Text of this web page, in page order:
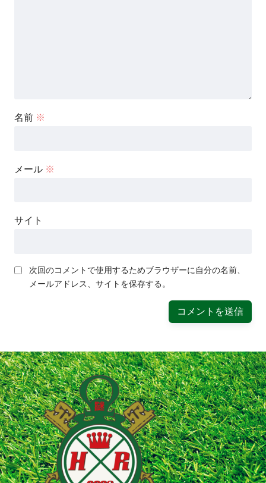
名前 ※
メール ※
サイト
次回のコメントで使用するためブラウザーに自分の名前、
メールアドレス、サイトを保存する。